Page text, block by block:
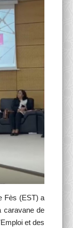
Fès (EST) a
caravane de
et des